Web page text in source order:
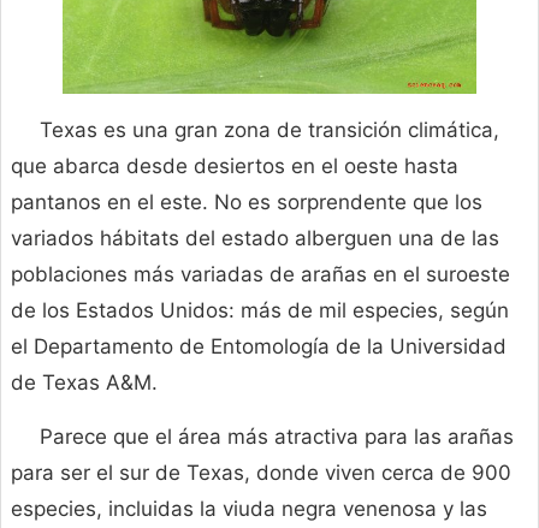
Texas es una gran zona de transición climática,
que abarca desde desiertos en el oeste hasta
pantanos en el este. No es sorprendente que los
variados hábitats del estado alberguen una de las
poblaciones más variadas de arañas en el suroeste
de los Estados Unidos: más de mil especies, según
el Departamento de Entomología de la Universidad
de Texas A&M.
Parece que el área más atractiva para las arañas
para ser el sur de Texas, donde viven cerca de 900
especies, incluidas la viuda negra venenosa y las